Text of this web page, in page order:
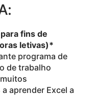
fins de
letivas)*
programa de
de trabalho
aprender Excel a